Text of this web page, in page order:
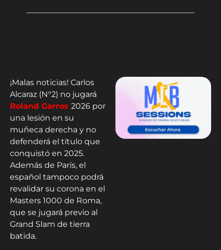
¡Malas noticias! Carlos
Alcaraz (N°2) no jugará
Roland Garros 2026 por
una lesión en su
muñeca derecha y no
defenderá el título que
conquistó en 2025.
Además de París, el
español tampoco podrá
revalidar su corona en el
Masters 1000 de Roma,
que se jugará previo al
Grand Slam de tierra
batida.